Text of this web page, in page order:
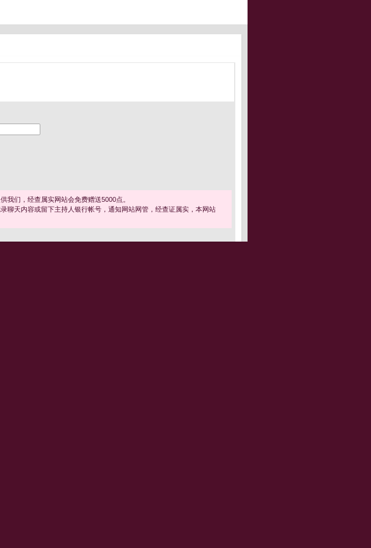
我们，经查属实网站会免费赠送5000点。
聊天内容或留下主持人银行帐号，通知网站网管，经查证属实，本网站